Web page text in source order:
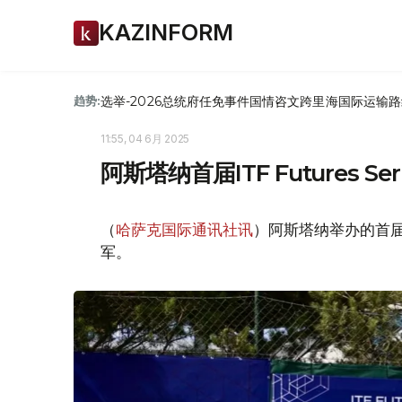
KAZINFORM
趋势:选举-2026总统府任免事件国情咨文跨里海国际运输
11:55, 04 6月 2025
阿斯塔纳首届ITF Futures
（哈萨克国际通讯社讯）阿斯塔纳举办的首
军。